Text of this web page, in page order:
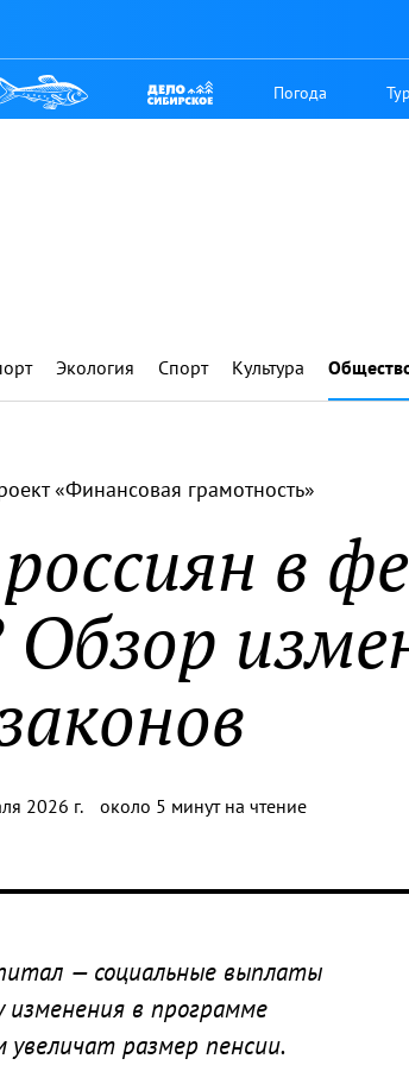
Погода
Экология Спорт Культура
«Финансовая грамотность»
в
Обзор
2026 г. около 5 минут на чтение
— социальные выплаты
в программе
размер пенсии.